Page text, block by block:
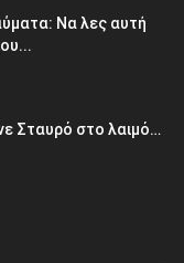
Να λες αυτή
Σταυρό στο λαιμό…